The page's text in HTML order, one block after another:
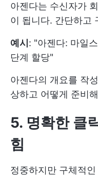
아젠다는 수신자가
이 됩니다. 간단하고
예시 : "아젠다: 마일
단계 할당"
아젠다의 개요를 작
상하고 어떻게 준비
5. 명확한 클
힘
정중하지만 구체적